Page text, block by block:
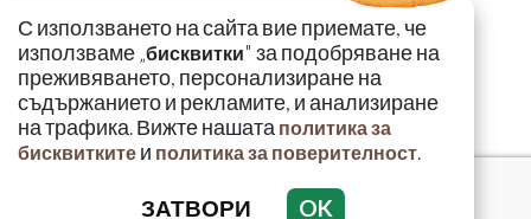
С използването на сайта вие приемате, че
използваме „бисквитки" за подобряване на
преживяването, персонализиране на
съдържанието и рекламите, и анализиране
на трафика. Вижте нашата политика за
бисквитките и политика за поверителност.
ЗАТВОРИ OK